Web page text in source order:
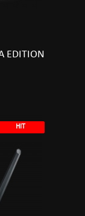
EDITION
HIT